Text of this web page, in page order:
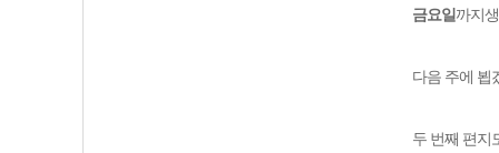
금요일 까지생
다음 주에 뵙
두 번째 편지